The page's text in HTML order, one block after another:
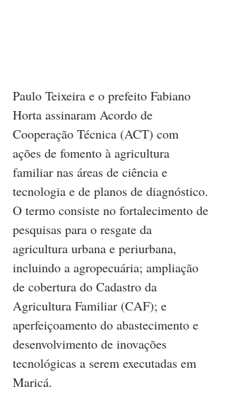
Paulo Teixeira e o prefeito Fabiano
Horta assinaram Acordo de
Cooperação Técnica (ACT) com
ações de fomento à agricultura
familiar nas áreas de ciência e
tecnologia e de planos de diagnóstico.
O termo consiste no fortalecimento de
pesquisas para o resgate da
agricultura urbana e periurbana,
incluindo a agropecuária; ampliação
de cobertura do Cadastro da
Agricultura Familiar (CAF); e
aperfeiçoamento do abastecimento e
desenvolvimento de inovações
tecnológicas a serem executadas em
Maricá.